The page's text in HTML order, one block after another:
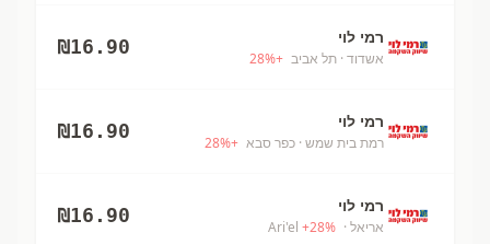
רמי לוי
אשדוד · תל אביב +
28%
₪16.90
רמי לוי
רמת בית שמש · כפר סבא +
28%
₪16.90
רמי לוי
אריאל · Ari'el
+28%
₪16.90